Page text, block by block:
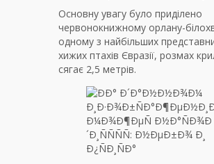
Основну увагу було приділено
червонокнижному орлану-
одному з найбільших
хижих птахів Євразії, розмах
сягає 2,5 метрів.